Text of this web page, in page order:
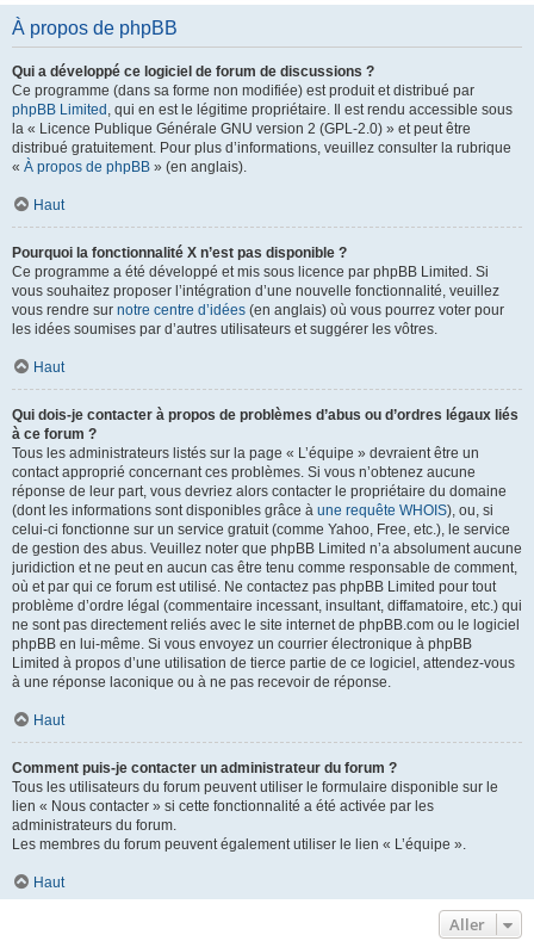
À propos de phpBB
Qui a développé ce logiciel de forum de discussions ?
Ce programme (dans sa forme non modifiée) est produit et distribué par
phpBB Limited , qui en est le légitime propriétaire. Il est rendu accessible sous
la « Licence Publique Générale GNU version 2 (GPL-2.0) » et peut être
distribué gratuitement. Pour plus d’informations, veuillez consulter la rubrique
« À propos de phpBB » (en anglais).
Haut
Pourquoi la fonctionnalité X n’est pas disponible ?
Ce programme a été développé et mis sous licence par phpBB Limited. Si
vous souhaitez proposer l’intégration d’une nouvelle fonctionnalité, veuillez
vous rendre sur notre centre d’idées (en anglais) où vous pourrez voter pour
les idées soumises par d’autres utilisateurs et suggérer les vôtres.
Haut
Qui dois-je contacter à propos de problèmes d’abus ou d’ordres légaux liés
à ce forum ?
Tous les administrateurs listés sur la page « L’équipe » devraient être un
contact approprié concernant ces problèmes. Si vous n’obtenez aucune
réponse de leur part, vous devriez alors contacter le propriétaire du domaine
(dont les informations sont disponibles grâce à une requête WHOIS), ou, si
celui-ci fonctionne sur un service gratuit (comme Yahoo, Free, etc.), le service
de gestion des abus. Veuillez noter que phpBB Limited n’a absolument aucune
juridiction et ne peut en aucun cas être tenu comme responsable de comment,
où et par qui ce forum est utilisé. Ne contactez pas phpBB Limited pour tout
problème d’ordre légal (commentaire incessant, insultant, diffamatoire, etc.) qui
ne sont pas directement reliés avec le site internet de phpBB.com ou le logiciel
phpBB en lui-même. Si vous envoyez un courrier électronique à phpBB
Limited à propos d’une utilisation de tierce partie de ce logiciel, attendez-vous
à une réponse laconique ou à ne pas recevoir de réponse.
Haut
Comment puis-je contacter un administrateur du forum ?
Tous les utilisateurs du forum peuvent utiliser le formulaire disponible sur le
lien « Nous contacter » si cette fonctionnalité a été activée par les
administrateurs du forum.
Les membres du forum peuvent également utiliser le lien « L’équipe ».
Haut
Aller